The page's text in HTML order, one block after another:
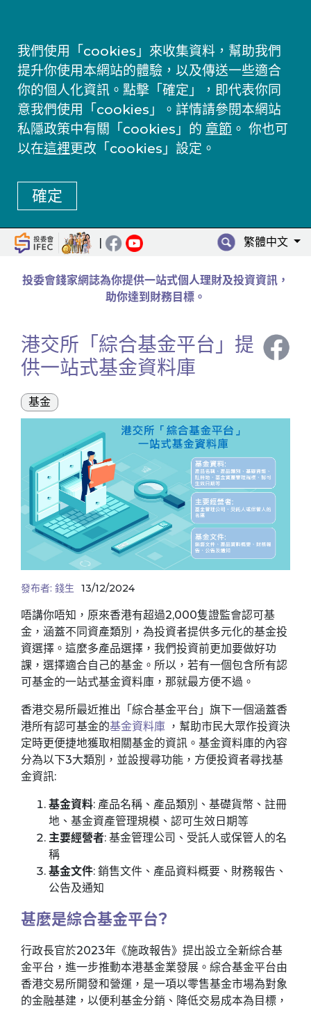
我們使用「cookies」來收集資料，幫助我們
提升你使用本網站的體驗，以及傳送一些適合
你的個人化資訊。點擊「確定」，即代表你同
意我們使用「cookies」。詳情請參閱本網站
私隱政策中有關「cookies」的 章節 。 你也可
以在這裡更改「cookies」設定。
確定
| 繁體中文
投委會錢家網誌為你提供一站式個人理財及投資資訊，
助你達到財務目標。
港交所「綜合基金平台」提
供一站式基金資料庫
基金
發布者: 錢生 13/12/2024
唔講你唔知，原來香港有超過2,000隻證監會認可基
金，涵蓋不同資產類別，為投資者提供多元化的基金投
資選擇。這麼多產品選擇，我們投資前更加要做好功
課，選擇適合自己的基金。所以，若有一個包含所有認
可基金的一站式基金資料庫，那就最方便不過。
香港交易所最近推出「綜合基金平台」旗下一個涵蓋香
港所有認可基金的基金資料庫 ，幫助市民大眾作投資決
定時更便捷地獲取相關基金的資訊。基金資料庫的內容
分為以下3大類別，並設搜尋功能，方便投資者尋找基
金資訊:
基金資料: 產品名稱、產品類別、基礎貨幣、註冊
地、基金資產管理規模、認可生效日期等
主要經營者: 基金管理公司、受託人或保管人的名
稱
基金文件: 銷售文件、產品資料概要、財務報告、
公告及通知
甚麼是綜合基金平台?
行政長官於2023年《施政報告》提出設立全新綜合基
金平台，進一步推動本港基金業發展。綜合基金平台由
香港交易所開發和營運，是一項以零售基金市場為對象
的金融基建，以便利基金分銷、降低交易成本為目標，